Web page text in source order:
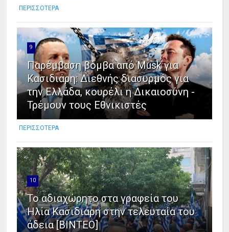
ΠΕΡΙΣΣΟΤΕΡΑ
9
Παρέμβαση βόμβα από Musk για
Κασιδιάρη: Διεθνής διασυρμός για
την Ελλάδα, κουρέλι η Δικαιοσύνη -
Τρέμουν τους Εθνικιστές
ΠΕΡΙΣΣΟΤΕΡΑ
10
Το αδιαχώρητο στα γραφεία του
Ηλία Κασιδιάρη στην τελευταία του
άδεια [ΒΙΝΤΕΟ]